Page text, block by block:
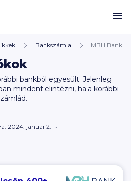
Bankszámla MBH Bank
bankból egyesült. Jelenleg
mindent elintézni, ha a korábbi
2024. január 2.